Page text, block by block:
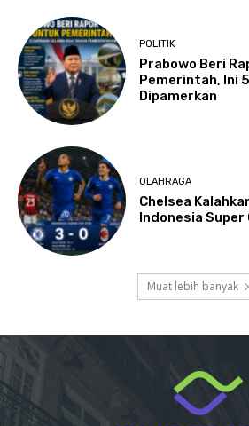
POLITIK
Prabowo Beri
Pemerintah, Ini
Dipamerkan
OLAHRAGA
Chelsea
Indonesia Super
Muat lebih banyak